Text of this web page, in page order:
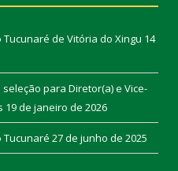
de Vitória do Xingu 14
para Diretor(a) e Vice-
19 de janeiro de 2026
Tucunaré 27 de junho de 2025